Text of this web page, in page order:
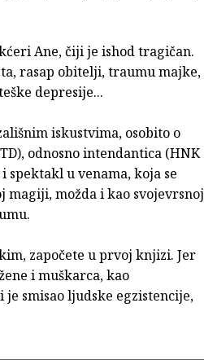
Ane, čiji je ishod tragičan.
rasap obitelji, traumu majke,
depresije...
iskustvima, osobito o
odnosno intendantica (HNK
spektakl u venama, koja se
magiji, možda i kao svojevrsnoj
započete u prvoj knjizi. Jer
i muškarca, kao
smisao ljudske egzistencije,